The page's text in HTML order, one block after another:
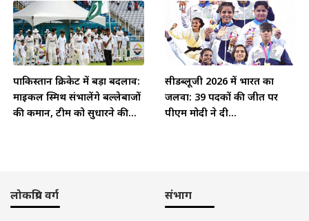
पाकिस्तान क्रिकेट में बड़ा बदलाव:
माइकल स्मिथ संभालेंगे बल्लेबाजों
की कमान, टीम को सुधारने की...
सीडब्लूजी 2026 में भारत का
जलवा: 39 पदकों की जीत पर
पीएम मोदी ने दी...
लोकप्रिय वर्ग संभाग